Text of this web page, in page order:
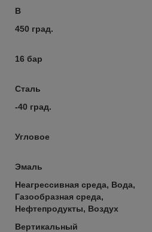
В
450 град.
16 бар
Сталь
-40 град.
Угловое
Эмаль
Неагрессивная среда, Вода,
Газообразная среда,
Нефтепродукты, Воздух
Вертикальный